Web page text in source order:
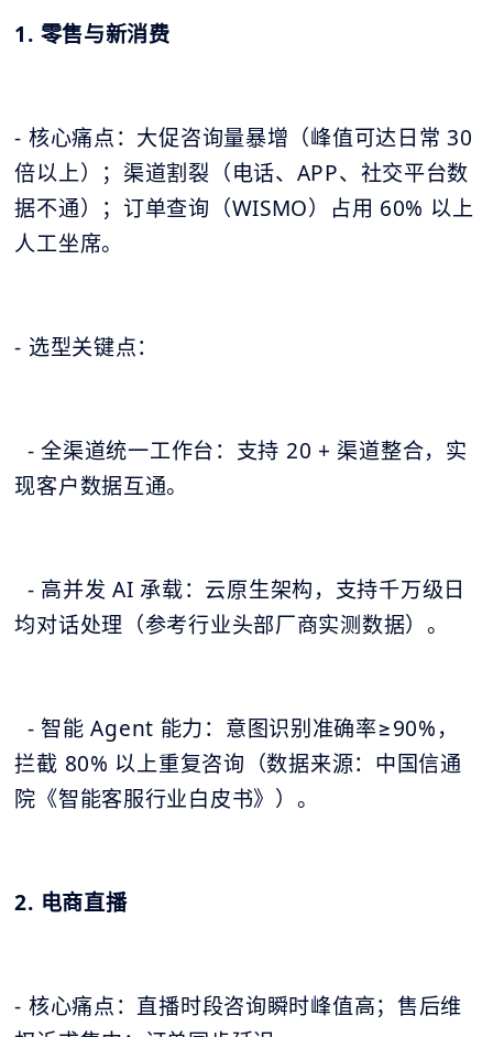
1. 零售与新消费
- 核心痛点：大促咨询量暴增（峰值可达日常 30
倍以上）；渠道割裂（电话、APP、社交平台数
据不通）；订单查询（WISMO）占用 60% 以上
人工坐席。
- 选型关键点：
- 全渠道统一工作台：支持 20 + 渠道整合，实
现客户数据互通。
- 高并发 AI 承载：云原生架构，支持千万级日
均对话处理（参考行业头部厂商实测数据）。
- 智能 Agent 能力：意图识别准确率≥90%，
拦截 80% 以上重复咨询（数据来源：中国信通
院《智能客服行业白皮书》）。
2. 电商直播
- 核心痛点：直播时段咨询瞬时峰值高；售后维